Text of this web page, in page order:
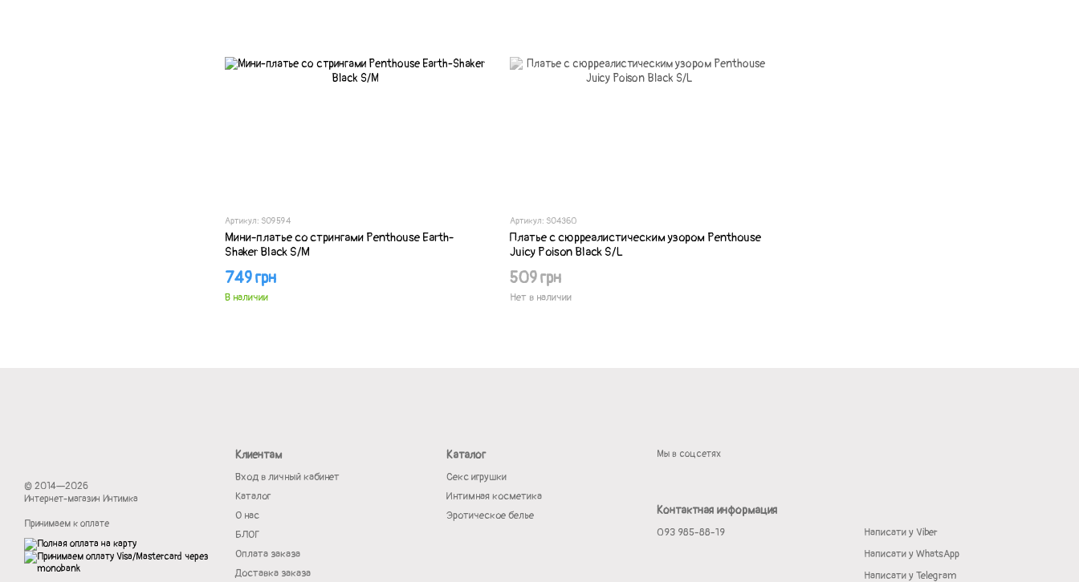
Артикул: SO9594
Мини-платье со стрингами Penthouse Earth-
Shaker Black S/M
749 грн
В наличии
Артикул: SO4360
Платье с сюрреалистическим узором Penthouse
Juicy Poison Black S/L
509 грн
Нет в наличии
© 2014—2026
Интернет-магазин Интимка
Принимаем к оплате
Клиентам
Вход в личный кабинет
Каталог
О нас
БЛОГ
Оплата заказа
Доставка заказа
Каталог
Секс игрушки
Интимная косметика
Эротическое белье
Мы в соцсетях
Контактная информация
093 985-88-19
Написати у Viber
Написати у WhatsApp
Написати у Telegram